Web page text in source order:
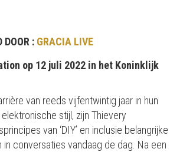
DOOR : GRACIA LIVE
op 12 juli 2022 in het Koninklijk
van reeds vijfentwintig jaar in hun
stijl, zijn Thievery
van ‘DIY’ en inclusie belangrijke
in conversaties vandaag de dag. Na een